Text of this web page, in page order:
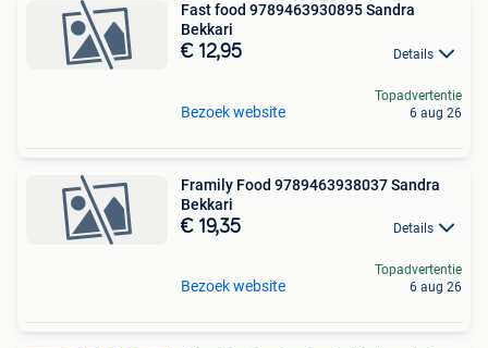
Fast food 9789463930895 Sandra
Bekkari
€ 12,95 Details
Bezoek website
Topadvertentie
6 aug 26
Framily Food 9789463938037 Sandra
Bekkari
€ 19,35 Details
Bezoek website
Topadvertentie
6 aug 26